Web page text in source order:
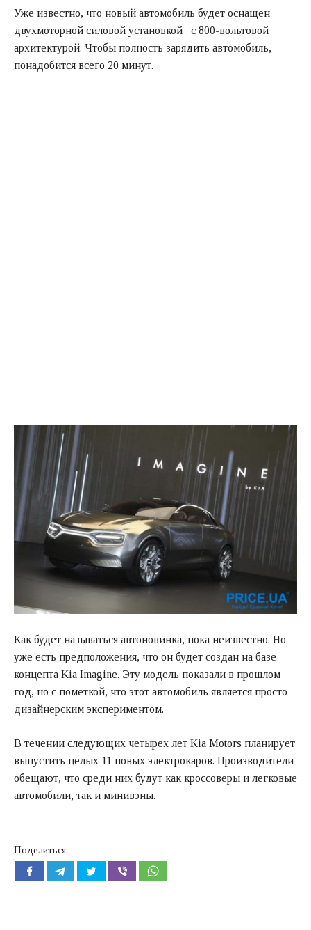
Уже известно, что новый автомобиль будет оснащен
двухмоторной силовой установкой с 800-вольтовой
архитектурой. Чтобы полность зарядить автомобиль,
понадобится всего 20 минут.
Как будет называться автоновинка, пока неизвестно. Но
уже есть предположения, что он будет создан на базе
концепта Kia Imagine. Эту модель показали в прошлом
год, но с пометкой, что этот автомобиль является просто
дизайнерским экспериментом.
В течении следующих четырех лет Kia Motors планирует
выпустить целых 11 новых электрокаров. Производители
обещают, что среди них будут как кроссоверы и легковые
автомобили, так и минивэны.
Поделиться: